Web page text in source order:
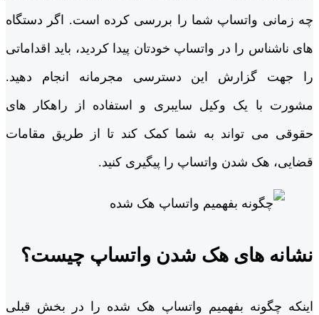
چه زمانی واتساپ شما را بررسی کرده است. اگر دستگاه
‌های ناشناس را در واتساپ خودتان پیدا کردید، باید اقداماتی
را جهت گزارش این دسترسی مجرمانه انجام دهید.
مشورت با یک وکیل سایبری و استفاده از راهکار های
حقوقی می ‌تواند به شما کمک کند تا از طریق مقامات
قضایی، هک شدن واتساپ را پیگیری کنید.
نشانه ‌های هک شدن واتساپ چیست؟
اینکه چگونه بفهمیم واتساپ هک شده را در بخش قبلی